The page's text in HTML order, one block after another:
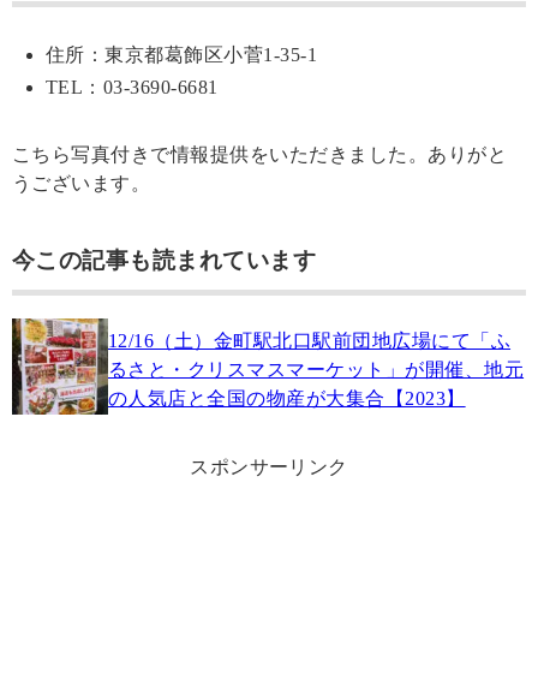
住所：東京都葛飾区小菅1-35-1
TEL：03-3690-6681
こちら写真付きで情報提供をいただきました。ありがと
うございます。
今この記事も読まれています
12/16（土）金町駅北口駅前団地広場にて「ふ
るさと・クリスマスマーケット」が開催、地元
の人気店と全国の物産が大集合【2023】
スポンサーリンク